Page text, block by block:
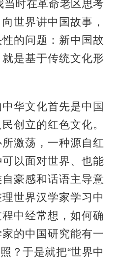
当时在革命老区思考
世界讲中国故事，
的问题：新中国故
是基于传统文化形
华文化首先是中国
创立的红色文化。
激荡，一种源自红
以面对世界、也能
豪感和话语主导意
世界汉学家学习中
中经常想，如何确
的中国研究能有一
？于是就把“世界中